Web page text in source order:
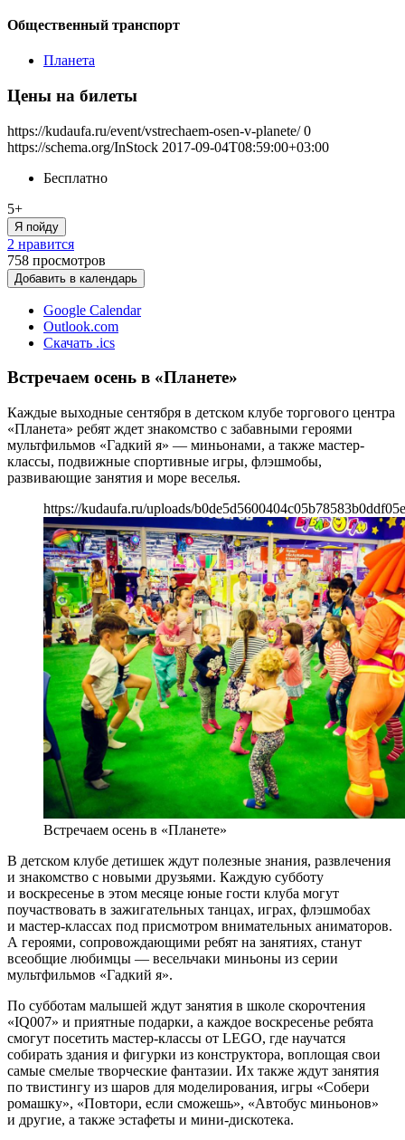
Общественный транспорт
Планета
Цены на билеты
https://kudaufa.ru/event/vstrechaem-osen-v-planete/ 0
https://schema.org/InStock 2017-09-04T08:59:00+03:00
Бесплатно
5+
Я пойду
2 нравится
758 просмотров
Добавить в календарь
Google Calendar
Outlook.com
Скачать .ics
Встречаем осень в «Планете»
Каждые выходные сентября в детском клубе торгового центра
«Планета» ребят ждет знакомство с забавными героями
мультфильмов «Гадкий я» — миньонами, а также мастер-
классы, подвижные спортивные игры, флэшмобы,
развивающие занятия и море веселья.
https://kudaufa.ru/uploads/
Встречаем осень в «Планете»
В детском клубе детишек ждут полезные знания, развлечения
и знакомство с новыми друзьями. Каждую субботу
и воскресенье в этом месяце юные гости клуба могут
поучаствовать в зажигательных танцах, играх, флэшмобах
и мастер-классах под присмотром внимательных аниматоров.
А героями, сопровождающими ребят на занятиях, станут
всеобщие любимцы — весельчаки миньоны из серии
мультфильмов «Гадкий я».
По субботам малышей ждут занятия в школе скорочтения
«IQ007» и приятные подарки, а каждое воскресенье ребята
смогут посетить мастер-классы от LEGO, где научатся
собирать здания и фигурки из конструктора, воплощая свои
самые смелые творческие фантазии. Их также ждут занятия
по твистингу из шаров для моделирования, игры «Собери
ромашку», «Повтори, если сможешь», «Автобус миньонов»
и другие, а также эстафеты и мини-дискотека.